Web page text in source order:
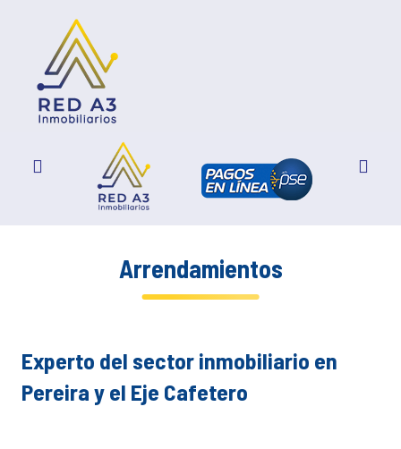
Arrendamientos
Experto del sector inmobiliario en
Pereira y el Eje Cafetero